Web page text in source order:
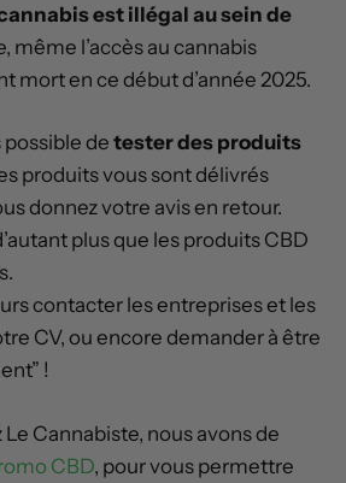
est illégal au sein de
même l’accès au cannabis
mort en ce début d’année 2025.
possible de tester des produits
produits vous sont délivrés
donnez votre avis en retour.
plus que les produits CBD
contacter les entreprises et les
CV, ou encore demander à être
!
Cannabiste, nous avons de
CBD, pour vous permettre